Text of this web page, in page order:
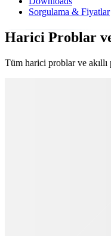
Sorgulama & Fiyatlar
Harici Problar
Tüm harici problar ve akıllı